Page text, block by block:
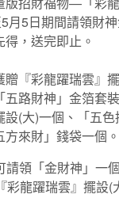
月5日期間請領財
，送完即止。
『彩龍躍瑞雲』
五路財神」金箔套
(大)一個、「五
來財」錢袋一個。
領「金財神」一
龍躍瑞雲』擺設(